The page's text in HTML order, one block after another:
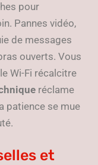
pour
Pannes vidéo,
de messages
ouverts. Vous
Wi-Fi récalcitre
réclame
patience se mue
et